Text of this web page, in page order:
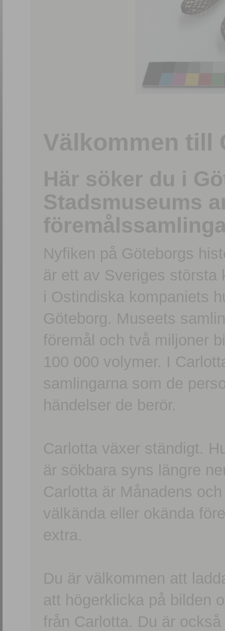
Välkommen till
Här söker du i
Stadsmuseums
Nyfiken på Göteborgs
är ett av Sveriges största
i Ostindiska kompaniets
Göteborg. Museets
föremål och två miljoner
100 000 volymer. I
samlingarna som de
händelser de berör.
Carlotta växer ständigt.
är sökbara syns längre
Carlotta är Månadens
välkända eller okända
extra.
Du är välkommen att
att högerklicka på bilden
från Carlotta. Du är